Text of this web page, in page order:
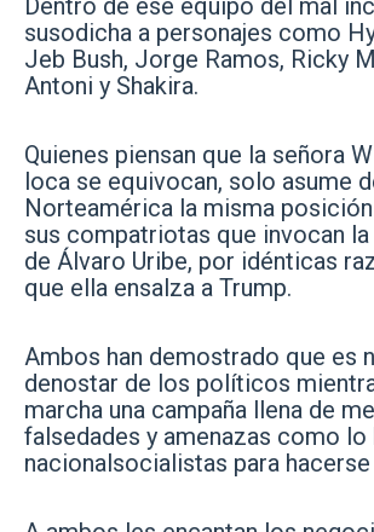
susodicha a personajes como
Jeb Bush, Jorge Ramos, Ricky
Antoni y Shakira.
Quienes piensan que la señora
loca se equivocan, solo asume
Norteamérica la misma
sus compatriotas que invocan
de Álvaro Uribe, por idénticas
que ella ensalza a Trump.
Ambos han demostrado que es
denostar de los políticos
marcha una campaña llena de
falsedades y amenazas como
nacionalsocialistas para